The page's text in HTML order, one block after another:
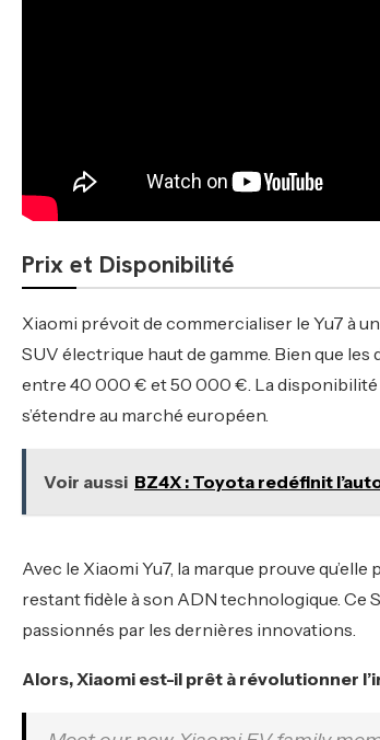
Prix et Disponibilité
Xiaomi prévoit de commercialiser le Yu7 à
SUV électrique haut de gamme. Bien que
entre 40 000 € et 50 000 €. La disponibilité
s’étendre au marché européen.
Voir aussi BZ4X : Toyota redéfinit
Avec le Xiaomi Yu7, la marque prouve
restant fidèle à son ADN technologique. Ce
passionnés par les dernières innovations.
Alors, Xiaomi est-il prêt à révolutionner